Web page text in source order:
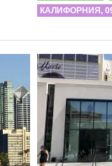
КАЛИФОРНИЯ,